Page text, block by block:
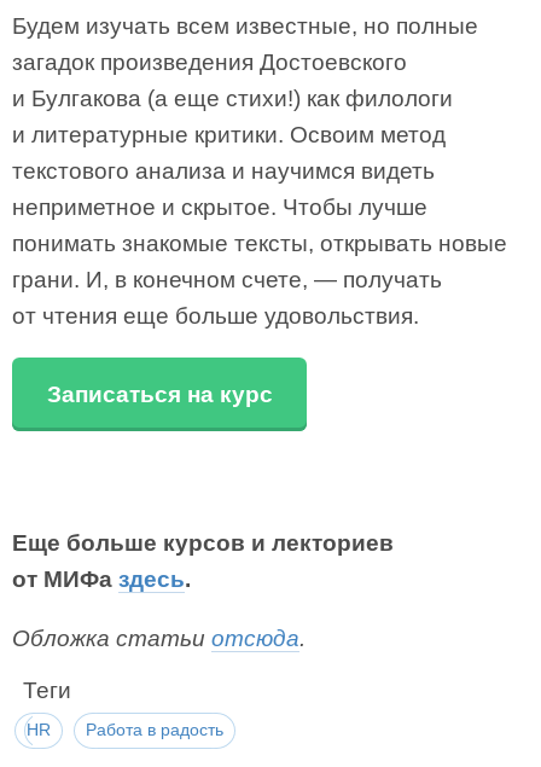
Будем изучать всем известные, но полные
загадок произведения Достоевского
и Булгакова (а еще стихи!) как филологи
и литературные критики. Освоим метод
текстового анализа и научимся видеть
неприметное и скрытое. Чтобы лучше
понимать знакомые тексты, открывать новые
грани. И, в конечном счете, — получать
от чтения еще больше удовольствия.
Записаться на курс
Еще больше курсов и лекториев
от МИФа здесь.
Обложка статьи отсюда.
Теги
HR Работа в радость